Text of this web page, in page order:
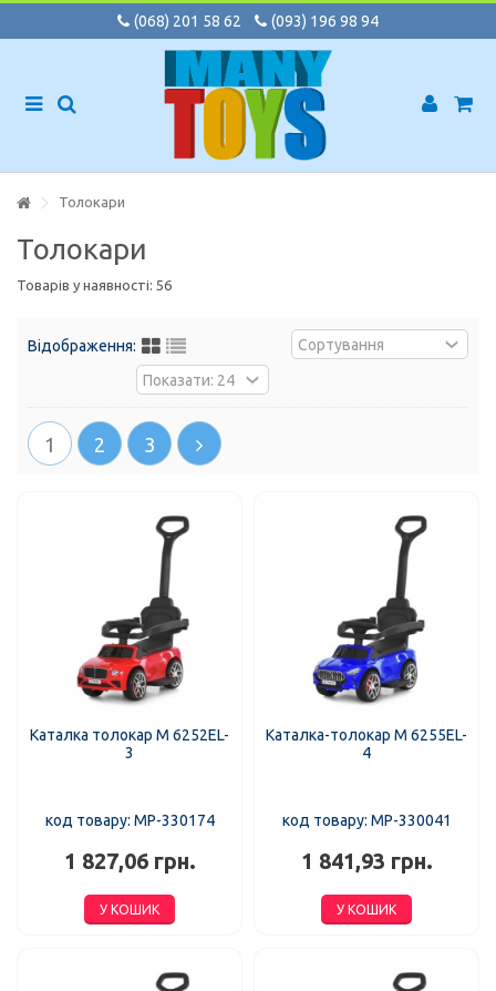
(068) 201 58 62 (093) 196 98 94
Толокари
Толокари
Товарів у наявності: 56
Відображення:
1 2 3
Каталка толокар M 6252EL-
3
код товару: MP-330174
1 827,06 грн.
У КОШИК
Каталка-толокар M 6255EL-
4
код товару: MP-330041
1 841,93 грн.
У КОШИК